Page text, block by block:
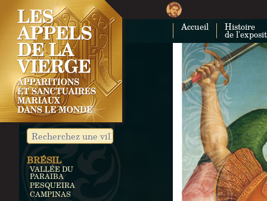
Accueil Histoire
de
BRÉSIL
VALLÉE DU
PARAIBA
PESQUEIRA
CAMPINAS